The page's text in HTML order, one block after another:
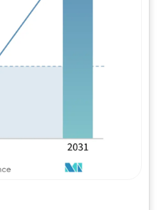
Imagem © Mordor Intelligence. O reuso